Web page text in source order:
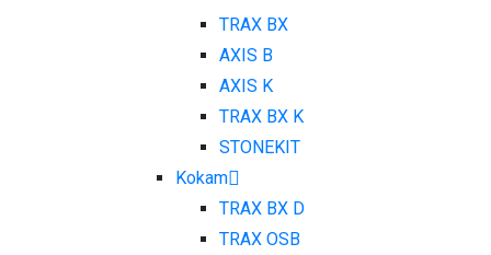
TRAX BX
AXIS B
AXIS K
TRAX BX K
STONEKIT
Kokam
TRAX BX D
TRAX OSB